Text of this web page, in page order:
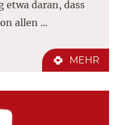
daran, dass
allen ...
MEHR